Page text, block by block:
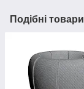
Подібні